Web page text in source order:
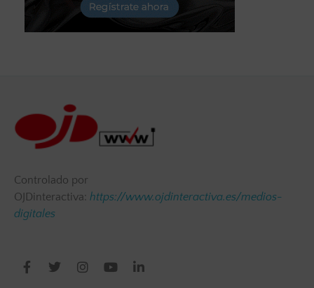
Controlado por
OJDinteractiva: https://www.ojdinteractiva.es/medios-
digitales